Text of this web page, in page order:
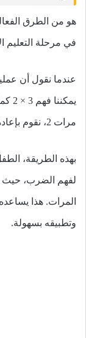
هو من الطرق
في مرحلة التعليم
عندما نقول أن
مرات 2، نقوم بإعادة العدد 3 مرات.
بهذه الطريقة،
لفهم الضرب، حيث
المرات. هذا
وتطبيقه بسهولة.